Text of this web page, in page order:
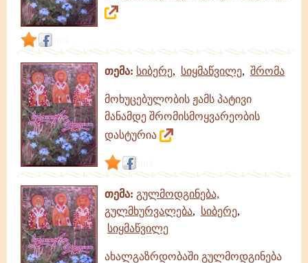
თემა: სიბერე, სიყმაწვილე, შრომა
მოხუცებულობის ჟამს პატივი
მანამდე შრომისმოყვარეობის
დასტურია
თემა: გულმოდგინება,
გულმხურვალება, სიბერე,
სიყმაწვილე
ახალგაზრდობაში გულმოდგინება